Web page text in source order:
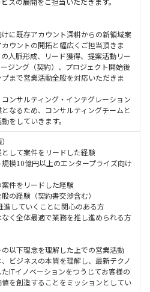
に既存アカウント深耕からの新領域案
ウントの開拓と幅広くご担当頂きま
人脈形成、リード獲得、提案活動リー
ジング（契約）、プロジェクト開始後
まで営業活動全般を対応いただきま
ンサルティング・インテグレーション
なるため、コンサルティングチームと
をしていきます。
として案件をリードした経験
規模10億円以上のエンタープライズ向け
案件をリードした経験
の経験（契約書交渉含む）
進していくことに関心のある方
なく全体最適で業務を推し進められる方
の以下理念を理解した上での営業活動
ビジネスの本質を理解し、最新テクノ
ITイノベーションをつうじてお客様の
を創造することをミッションとしてい